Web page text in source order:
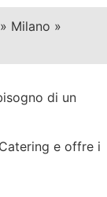
» Milano »
di un
e offre i